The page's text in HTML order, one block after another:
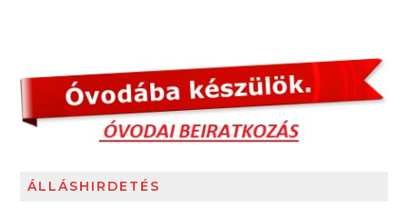
ÁLLÁSHIRDETÉS